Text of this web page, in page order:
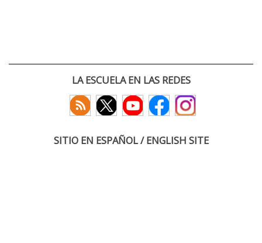
LA ESCUELA EN LAS REDES
SITIO EN ESPAÑOL / ENGLISH SITE